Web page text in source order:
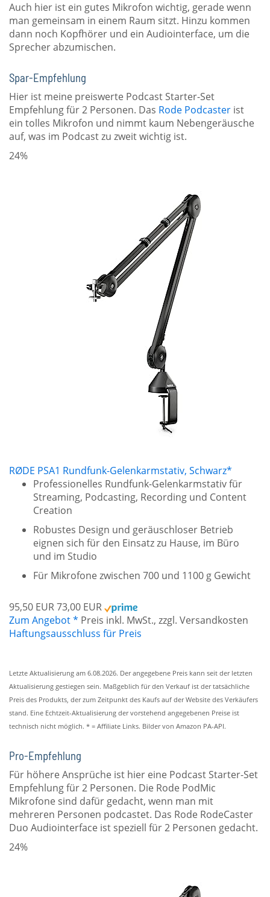
Auch hier ist ein gutes Mikrofon wichtig, gerade wenn
man gemeinsam in einem Raum sitzt. Hinzu kommen
dann noch Kopfhörer und ein Audiointerface, um die
Sprecher abzumischen.
Spar-Empfehlung
Hier ist meine preiswerte Podcast Starter-Set
Empfehlung für 2 Personen. Das Rode Podcaster ist
ein tolles Mikrofon und nimmt kaum Nebengeräusche
auf, was im Podcast zu zweit wichtig ist.
24%
RØDE PSA1 Rundfunk-Gelenkarmstativ, Schwarz*
Professionelles Rundfunk-Gelenkarmstativ für
Streaming, Podcasting, Recording und Content
Creation
Robustes Design und geräuschloser Betrieb
eignen sich für den Einsatz zu Hause, im Büro
und im Studio
Für Mikrofone zwischen 700 und 1100 g Gewicht
95,50 EUR73,00 EUR
Zum Angebot * Preis inkl. MwSt., zzgl. Versandkosten
Haftungsausschluss für Preis
Letzte Aktualisierung am 6.08.2026. Der angegebene Preis kann seit der letzten
Aktualisierung gestiegen sein. Maßgeblich für den Verkauf ist der tatsächliche
Preis des Produkts, der zum Zeitpunkt des Kaufs auf der Website des Verkäufers
stand. Eine Echtzeit-Aktualisierung der vorstehend angegebenen Preise ist
technisch nicht möglich. * = Affiliate Links. Bilder von Amazon PA-API.
Pro-Empfehlung
Für höhere Ansprüche ist hier eine Podcast Starter-Set
Empfehlung für 2 Personen. Die Rode PodMic
Mikrofone sind dafür gedacht, wenn man mit
mehreren Personen podcastet. Das Rode RodeCaster
Duo Audiointerface ist speziell für 2 Personen gedacht.
24%